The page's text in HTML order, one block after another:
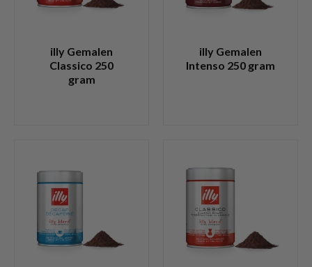
illy Gemalen
Classico 250
gram
illy Gemalen
Intenso 250 gram